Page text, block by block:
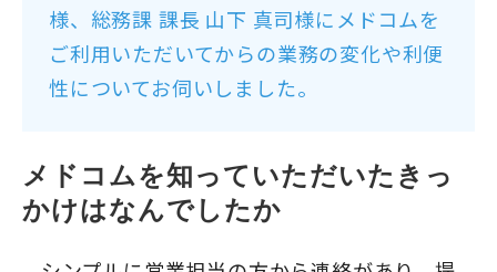
様、総務課 課長 山下 真司様にメドコムを
ご利用いただいてからの業務の変化や利便
性についてお伺いしました。
メドコムを知っていただいたきっ
かけはなんでしたか